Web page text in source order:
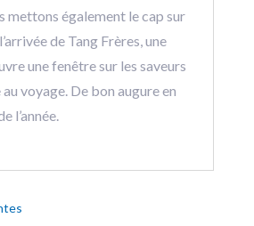
mettons également le cap sur
de Tang Frères, une
une fenêtre sur les saveurs
voyage. De bon augure en
l’année.